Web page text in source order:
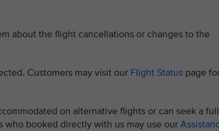
about the flight cancellations or changes to the
Customers may visit our Flight Status page
on alternative flights or can seek a full
booked directly with us may use our